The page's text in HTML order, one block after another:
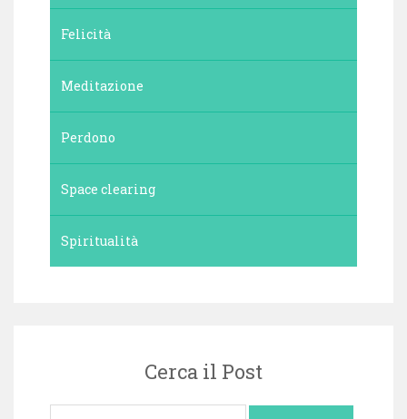
Felicità
Meditazione
Perdono
Space clearing
Spiritualità
Cerca il Post